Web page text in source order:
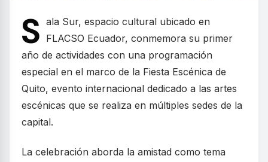
S ala Sur, espacio cultural ubicado en
FLACSO Ecuador, conmemora su primer
año de actividades con una programación
especial en el marco de la Fiesta Escénica de
Quito, evento internacional dedicado a las artes
escénicas que se realiza en múltiples sedes de la
capital.
La celebración aborda la amistad como tema